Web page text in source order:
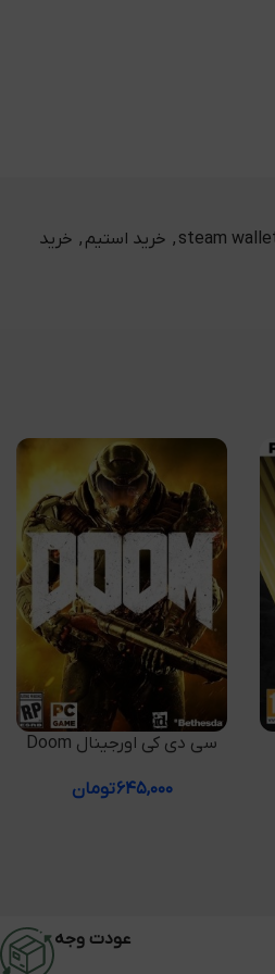
, خرید استیم , خرید
افزودن به سبد خرید
سی دی کی اورجینال Doom
۶۴۵,۰۰۰تومان
عودت وجه